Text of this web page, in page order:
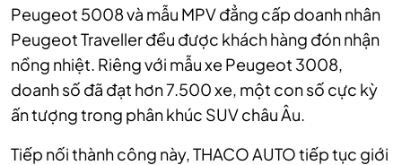
Peugeot 5008 và mẫu MPV đẳng cấp doanh nhân
Peugeot Traveller đều được khách hàng đón nhận
nồng nhiệt. Riêng với mẫu xe Peugeot 3008,
doanh số đã đạt hơn 7.500 xe, một con số cực kỳ
ấn tượng trong phân khúc SUV châu Âu.
Tiếp nối thành công này, THACO AUTO tiếp tục giới